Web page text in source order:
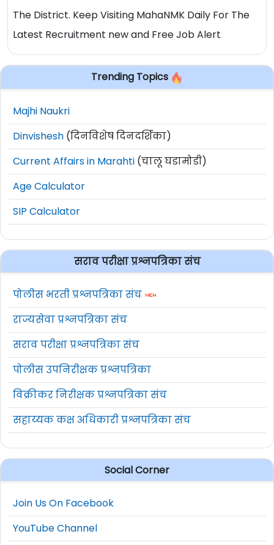
The District. Keep Visiting MahaNMK Daily For The
Latest Recruitment new and Free Job Alert
Trending Topics
Majhi Naukri
Dinvishesh (दिनविशेष दिनदर्शिका)
Current Affairs in Marahti (चालू घडामोडी)
Age Calculator
SIP Calculator
सराव परीक्षा प्रश्नपत्रिका संच
पोलीस भरती प्रश्नपत्रिका संच
राज्यसेवा प्रश्नपत्रिका संच
सराव परीक्षा प्रश्नपत्रिका संच
पोलीस उपनिरीक्षक प्रश्नपत्रिका
विक्रीकर निरीक्षक प्रश्नपत्रिका संच
सहाय्यक कक्ष अधिकारी प्रश्नपत्रिका संच
Social Corner
Join Us On Facebook
YouTube Channel